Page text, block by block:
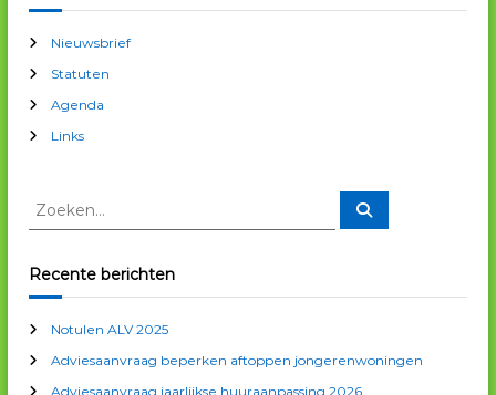
Nieuwsbrief
Statuten
Agenda
Links
Z
k
e
n
a
a
Z
Recente berichten
Notulen ALV 2025
Adviesaanvraag beperken aftoppen jongerenwoningen
Adviesaanvraag jaarlijkse huuraanpassing 2026